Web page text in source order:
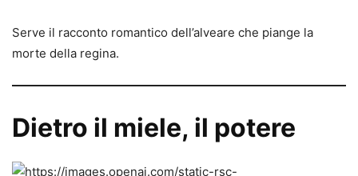
Serve il racconto romantico dell’alveare che piange la
morte della regina.
Dietro il miele, il potere